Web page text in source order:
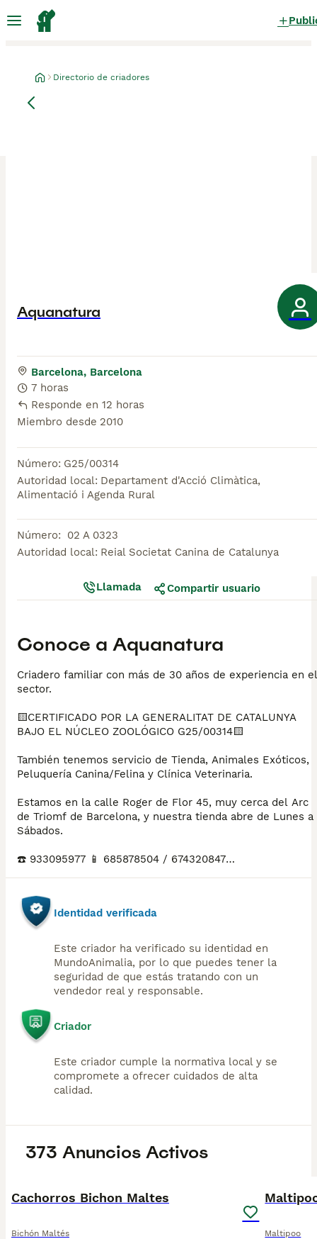
Directorio de criadores
Aquanatura
Barcelona, Barcelona
7 horas
Responde en 12 horas
Miembro desde 2010
Número: G25/00314
Autoridad local: Departament d'Acció Climàtica,
Alimentació i Agenda Rural
Número:
02 A 0323
Autoridad local: Reial Societat Canina de Catalunya
Conoce a Aquanatura
Llamada Compartir usuario
Criadero familiar con más de 30 años de experiencia en el
sector.
🟨CERTIFICADO POR LA GENERALITAT DE CATALUNYA
BAJO EL NÚCLEO ZOOLÓGICO G25/00314🟨
También tenemos servicio de Tienda, Animales Exóticos,
Peluquería Canina/Felina y Clínica Veterinaria.
Estamos en la calle Roger de Flor 45, muy cerca del Arc
de Triomf de Barcelona, y nuestra tienda abre de Lunes a
Sábados.
☎️ 933095977 📱 685878504 / 674320847
🚙 Hacemos envíos
Identidad verificada
Este criador ha verificado su identidad en
MundoAnimalia, por lo que puedes tener la
seguridad de que estás tratando con un
vendedor real y responsable.
Criador
Este criador cumple la normativa local y se
compromete a ofrecer cuidados de alta
calidad.
373 Anuncios Activos
Cachorros Bichon Maltes
Bichón Maltés Maltipoo